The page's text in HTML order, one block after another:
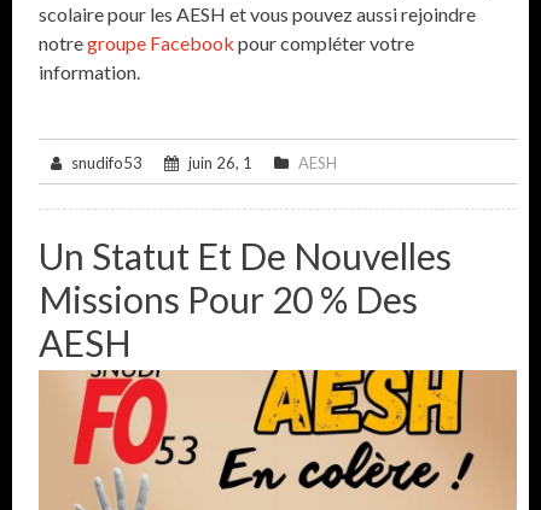
scolaire pour les AESH et vous pouvez aussi rejoindre
notregroupe Facebook pour compléter votre
information.
snudifo53 juin 26, 1 AESH
Un Statut Et De Nouvelles
Missions Pour 20 % Des
AESH